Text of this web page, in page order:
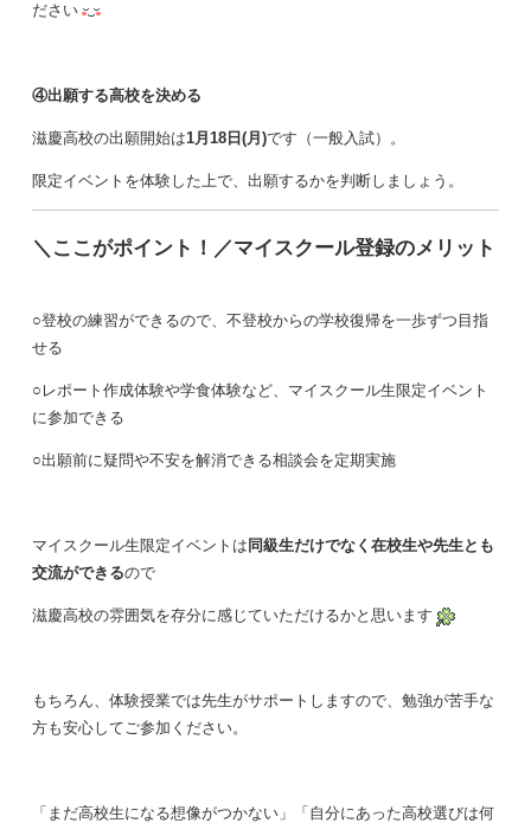
ださい
④出願する高校を決める
滋慶高校の出願開始は1月18日(月)です（一般入試）。
限定イベントを体験した上で、出願するかを判断しましょう。
＼ここがポイント！／マイスクール登録のメリット
○登校の練習ができるので、不登校からの学校復帰を一歩ずつ目指
せる
○レポート作成体験や学食体験など、マイスクール生限定イベント
に参加できる
○出願前に疑問や不安を解消できる相談会を定期実施
マイスクール生限定イベントは 同級生だけでなく在校生や先生とも
交流ができるので
滋慶高校の雰囲気を存分に感じていただけるかと思います
もちろん、体験授業では先生がサポートしますので、勉強が苦手な
方も安心してご参加ください。
「まだ高校生になる想像がつかない」「自分にあった高校選びは何